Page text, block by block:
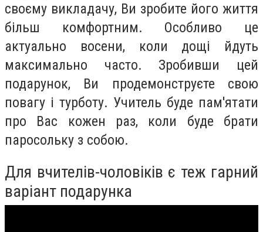
своєму викладачу, Ви зробите його життя
більш комфортним. Особливо це
актуально восени, коли дощі йдуть
максимально часто. Зробивши цей
подарунок, Ви продемонструєте свою
повагу і турботу. Учитель буде пам'ятати
про Вас кожен раз, коли буде брати
паросольку з собою.
Для вчителів-чоловіків є теж гарний
варіант подарунка